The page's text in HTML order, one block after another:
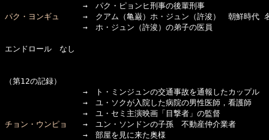
パク・ヨンギュ
→　クアム（亀巌）ホ・ジュン（許浚）　朝鮮時代
→　ホ・ジュン（許浚）の弟子の医員
エンドロール　なし
（第12の記録）
→　ト・ミンジュンの交通事故を通報したカップル
→　ユ・ソクが入院した病院の男性医師，看護師
チョン・ウンピョ
→　ユン・ソンドンの子孫　不動産仲介業者
→　部屋を見に来た奥様